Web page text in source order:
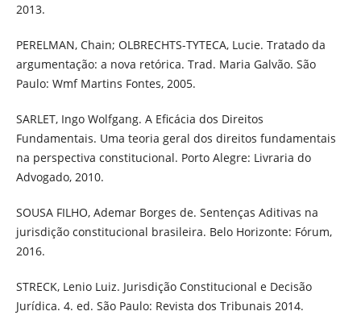
2013.
PERELMAN, Chain; OLBRECHTS-TYTECA, Lucie. Tratado da
argumentação: a nova retórica. Trad. Maria Galvão. São
Paulo: Wmf Martins Fontes, 2005.
SARLET, Ingo Wolfgang. A Eficácia dos Direitos
Fundamentais. Uma teoria geral dos direitos fundamentais
na perspectiva constitucional. Porto Alegre: Livraria do
Advogado, 2010.
SOUSA FILHO, Ademar Borges de. Sentenças Aditivas na
jurisdição constitucional brasileira. Belo Horizonte: Fórum,
2016.
STRECK, Lenio Luiz. Jurisdição Constitucional e Decisão
Jurídica. 4. ed. São Paulo: Revista dos Tribunais 2014.